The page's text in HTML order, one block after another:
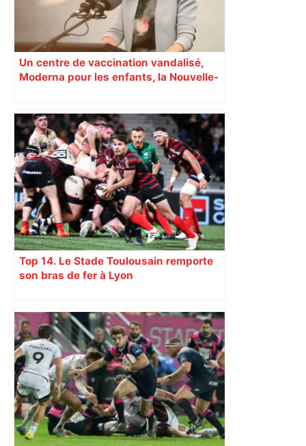
Un centre de vaccination vandalisé,
Moderna pour les enfants, la Nouvelle-
Top 14. Le Stade Toulousain remporte
son bras de fer à Lyon